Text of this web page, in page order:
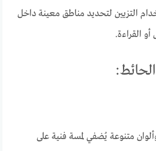
التزيين لتحديد مناطق معينة داخل
القراءة.
الحائط:
متنوعة يُضفي لمسة فنية على